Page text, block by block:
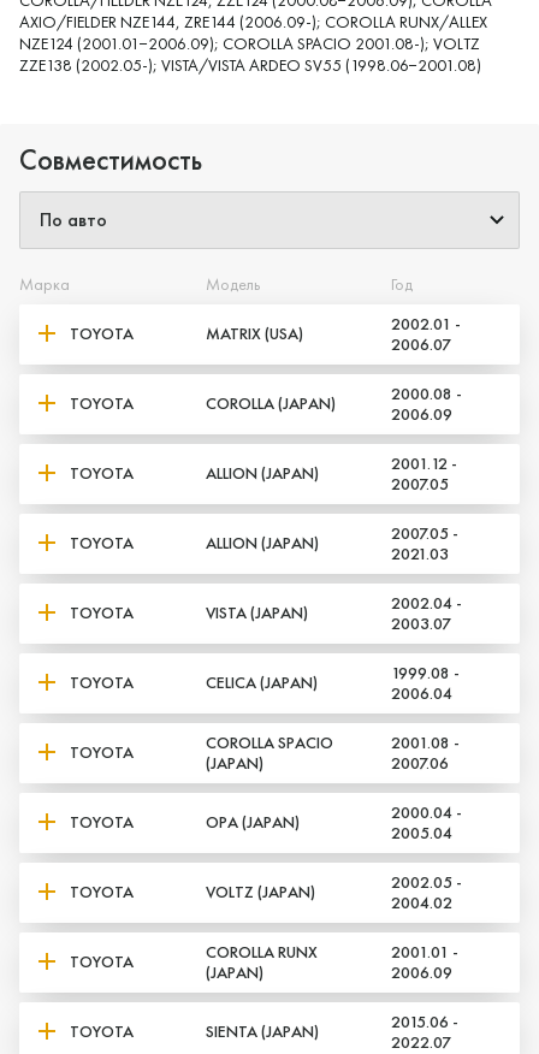
Да, верно Нет, выбрать другой
AXIO/FIELDER NZE144, ZRE144 (2006.09-); COROLLA RUNX/ALLEX
NZE124 (2001.01−2006.09); COROLLA SPACIO 2001.08-); VOLTZ
ZZE138 (2002.05-); VISTA/VISTA ARDEO SV55 (1998.06−2001.08)
Совместимость
Марка Модель Год
TOYOTA MATRIX (USA)
2002.01 -
2006.07
TOYOTA COROLLA (JAPAN)
2000.08 -
2006.09
TOYOTA ALLION (JAPAN)
2001.12 -
2007.05
TOYOTA ALLION (JAPAN)
2007.05 -
2021.03
TOYOTA VISTA (JAPAN)
2002.04 -
2003.07
TOYOTA CELICA (JAPAN)
1999.08 -
2006.04
TOYOTA
COROLLA SPACIO
(JAPAN)
2001.08 -
2007.06
TOYOTA OPA (JAPAN)
2000.04 -
2005.04
TOYOTA VOLTZ (JAPAN)
2002.05 -
2004.02
TOYOTA
COROLLA RUNX
(JAPAN)
2001.01 -
2006.09
TOYOTA SIENTA (JAPAN)
2015.06 -
2022.07